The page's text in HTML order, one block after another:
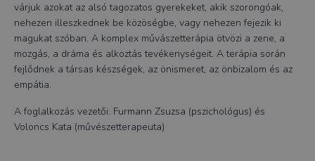
várjuk azokat az alsó tagozatos gyerekeket, akik szorongóak,
nehezen illeszkednek be közöségbe, vagy nehezen fejezik ki
magukat szóban. A komplex művászetterápia ötvözi a zene, a
mozgás, a dráma és alkoztás tevékenységeit. A terápia során
fejlődnek a társas készségek, az önismeret, az önbizalom és az
empátia.
A foglalkozás vezetői: Furmann Zsuzsa (pszichológus) és
Voloncs Kata (művészetterapeuta)